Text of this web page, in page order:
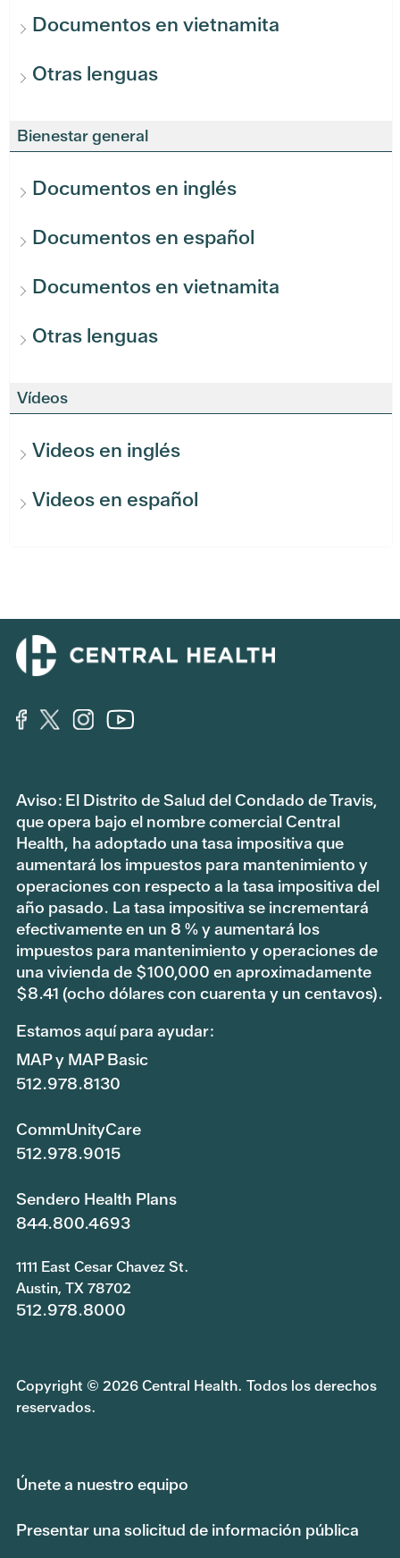
Documentos en vietnamita
Otras lenguas
Bienestar general
Documentos en inglés
Documentos en español
Documentos en vietnamita
Otras lenguas
Vídeos
Videos en inglés
Videos en español
Aviso: El Distrito de Salud del Condado de Travis,
que opera bajo el nombre comercial Central
Health, ha adoptado una tasa impositiva que
aumentará los impuestos para mantenimiento y
operaciones con respecto a la tasa impositiva del
año pasado. La tasa impositiva se incrementará
efectivamente en un 8 % y aumentará los
impuestos para mantenimiento y operaciones de
una vivienda de $100,000 en aproximadamente
$8.41 (ocho dólares con cuarenta y un centavos).
Estamos aquí para ayudar:
MAP y MAP Basic
512.978.8130
CommUnityCare
512.978.9015
Sendero Health Plans
844.800.4693
1111 East Cesar Chavez St.
Austin, TX 78702
512.978.8000
Copyright © 2026 Central Health. Todos los derechos
reservados.
Únete a nuestro equipo
Presentar una solicitud de información pública